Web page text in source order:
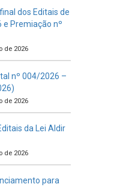
dos Editais de
e Premiação nº
de 2026
nº 004/2026 –
de 2026
da Lei Aldir
de 2026
para